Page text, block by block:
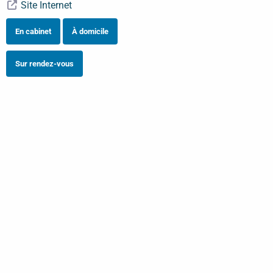
Site Internet
En cabinet À domicile
Sur rendez-vous